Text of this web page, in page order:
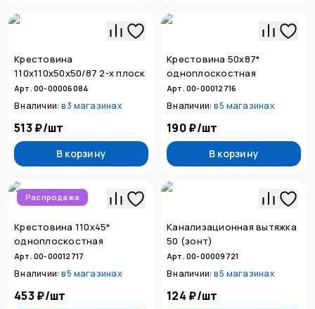
Крестовина
110х110х50х50/87 2-х плоск
Арт. 00-00006084
В наличии: в3 магазинах
513 ₽/шт
В корзину
Крестовина 50х87*
одноплоскостная
Арт. 00-00012716
В наличии: в5 магазинах
190 ₽/шт
В корзину
Крестовина 110х45*
одноплоскостная
Арт. 00-00012717
В наличии: в5 магазинах
453 ₽/шт
Распродажа
Канализационная вытяжка
50 (зонт)
Арт. 00-00009721
В наличии: в5 магазинах
124 ₽/шт